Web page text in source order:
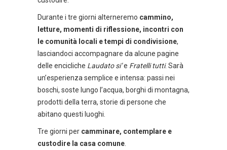
Durante i tre giorni alterneremo cammino,
letture, momenti di riflessione, incontri con
le comunità locali e tempi di condivisione,
lasciandoci accompagnare da alcune pagine
delle encicliche Laudato si’e Fratelli tutti. Sarà
un’esperienza semplice e intensa: passi nei
boschi, soste lungo l’acqua, borghi di montagna,
prodotti della terra, storie di persone che
abitano questi luoghi.
Tre giorni per camminare, contemplare e
custodire la casa comune